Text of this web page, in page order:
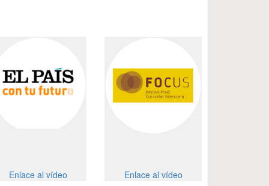
Enlace al vídeo Enlace al vídeo